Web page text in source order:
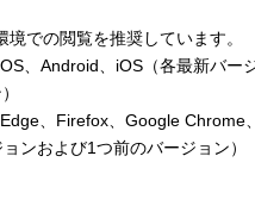
での閲覧を推奨しています。
、Android、iOS（各最新バー
、Firefox、Google Chrome
ンおよび1つ前のバージョン）